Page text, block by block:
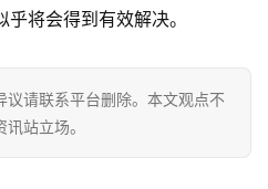
将会得到有效解决。
议请联系平台删除。本文观点不
站立场。